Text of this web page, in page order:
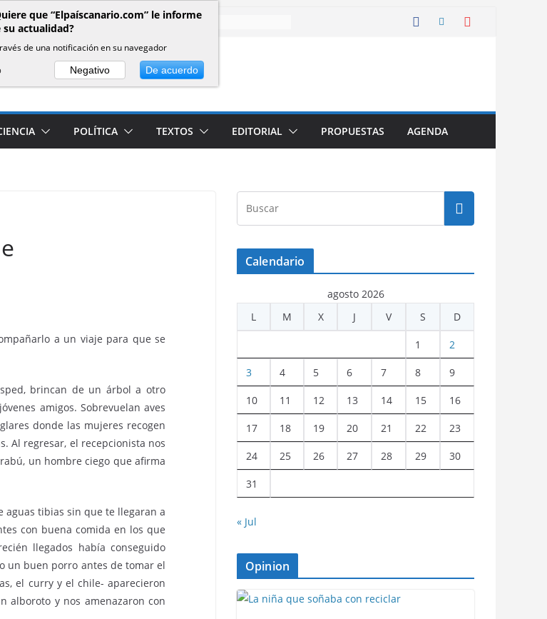
POLÍTICA TEXTOS EDITORIAL PROPUESTAS AGENDA
a un viaje para que se
brincan de un árbol a otro
amigos. Sobrevuelan aves
donde las mujeres recogen
Al regresar, el recepcionista nos
un hombre ciego que afirma
tibias sin que te llegaran a
con buena comida en los que
llegados había conseguido
un buen porro antes de tomar el
el curry y el chile- aparecieron
alboroto y nos amenazaron con
Calendario
agosto 2026
L
M X J V S D
1 2
3 4 5 6 7 8 9
10 11 12 13 14 15 16
17 18 19 20 21 22 23
24 25 26 27 28 29 30
31
« Jul
Opinion
que “Elpaíscanario.com” le informe
su actualidad?
de una notificación en su navegador
Negativo De acuerdo